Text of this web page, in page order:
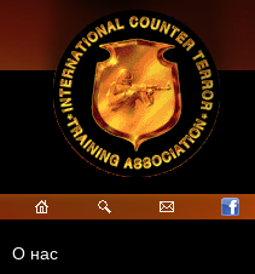
О нас